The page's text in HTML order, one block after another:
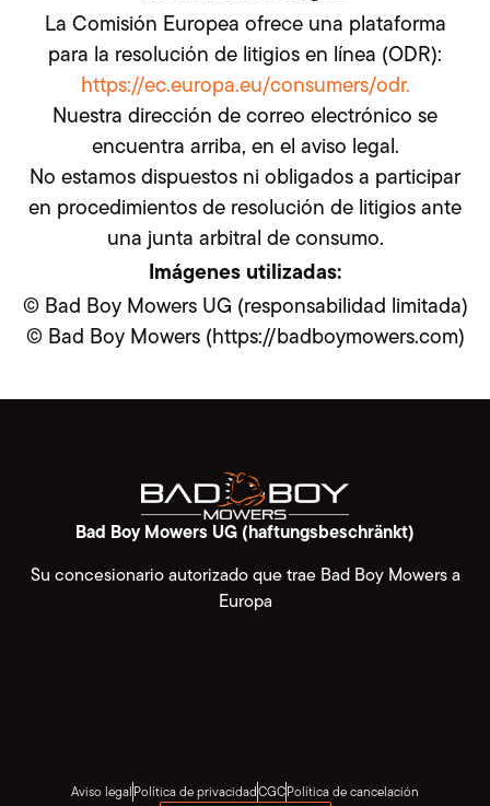
La Comisión Europea ofrece una plataforma
para la resolución de litigios en línea (ODR):
https://ec.europa.eu/consumers/odr.
Nuestra dirección de correo electrónico se
encuentra arriba, en el aviso legal.
No estamos dispuestos ni obligados a participar
en procedimientos de resolución de litigios ante
una junta arbitral de consumo.
Imágenes utilizadas:
© Bad Boy Mowers UG (responsabilidad limitada)
© Bad Boy Mowers (https://badboymowers.com)
Bad Boy Mowers UG (haftungsbeschränkt)
Su concesionario autorizado que trae Bad Boy Mowers a
Europa
Aviso legalPolítica de privacidadCGCPolítica de cancelación